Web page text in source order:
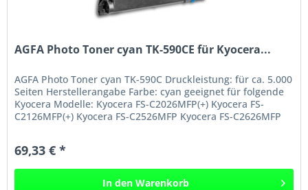
AGFA Photo Toner cyan TK-590CE für Kyocera...
AGFA Photo Toner cyan TK-590C Druckleistung: für ca. 5.000
Seiten Herstellerangabe Farbe: cyan geeignet für folgende
Kyocera Modelle: Kyocera FS-C2026MFP(+) Kyocera FS-
C2126MFP(+) Kyocera FS-C2526MFP Kyocera FS-C2626MFP
69,33 € *
In den Warenkorb